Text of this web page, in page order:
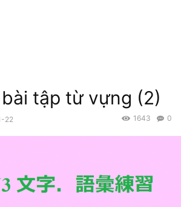
tập từ vựng (2)
22 0
1643